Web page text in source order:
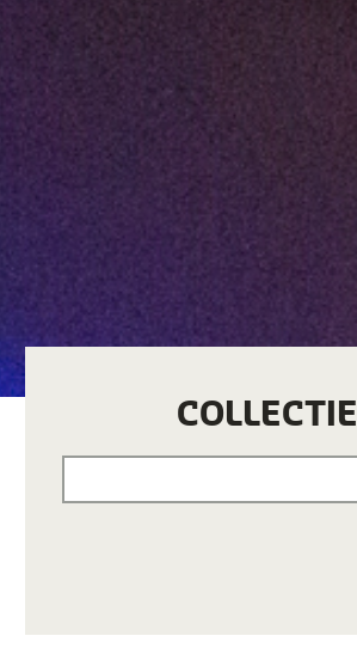
COLLECTIE